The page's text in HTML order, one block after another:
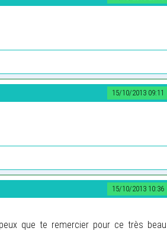
15/10/2013 09:11
15/10/2013 10:36
que te remercier pour ce très beau